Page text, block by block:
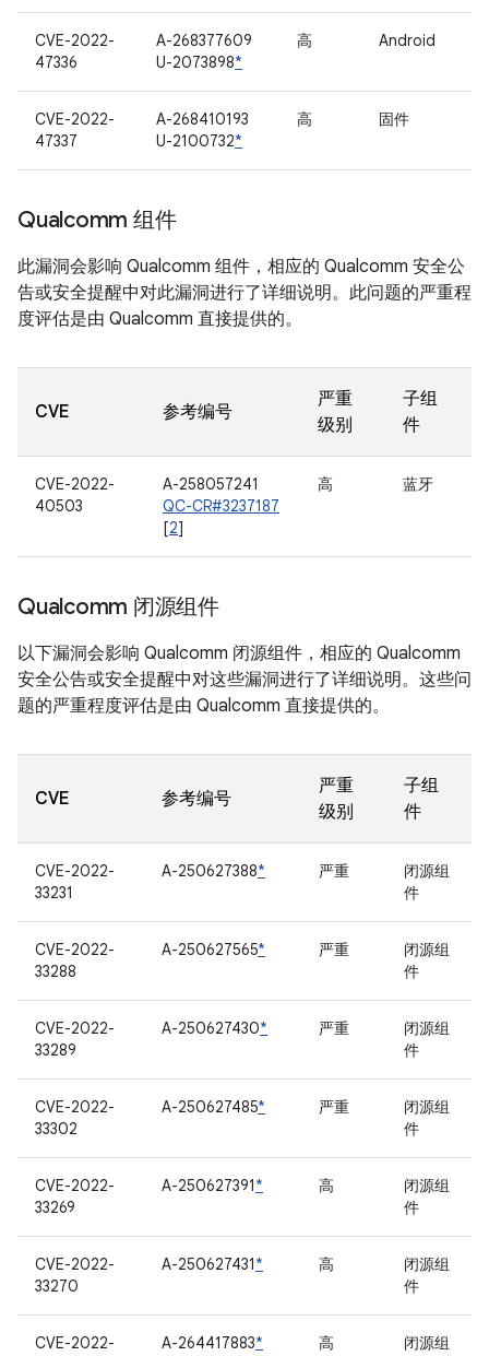
CVE-2022-
47336
A-268377609
U-2073898*
高 Android
CVE-2022-
47337
A-268410193
U-2100732*
高 固件
Qualcomm 组件
此漏洞会影响 Qualcomm 组件，相应的 Qualcomm 安全公
告或安全提醒中对此漏洞进行了详细说明。此问题的严重程
度评估是由 Qualcomm 直接提供的。
CVE 参考编号
严重
级别
子组
件
CVE-2022-
40503
A-258057241
QC-CR#3237187
[2]
高 蓝牙
Qualcomm 闭源组件
以下漏洞会影响 Qualcomm 闭源组件，相应的 Qualcomm
安全公告或安全提醒中对这些漏洞进行了详细说明。这些问
题的严重程度评估是由 Qualcomm 直接提供的。
CVE 参考编号
严重
级别
子组
件
CVE-2022-
33231
A-250627388* 严重
闭源组
件
CVE-2022-
33288
A-250627565* 严重
闭源组
件
CVE-2022-
33289
A-250627430* 严重
闭源组
件
CVE-2022-
33302
A-250627485* 严重
闭源组
件
CVE-2022-
33269
A-250627391* 高
闭源组
件
CVE-2022-
33270
A-250627431* 高
闭源组
件
CVE-2022-
A-264417883* 高
闭源组